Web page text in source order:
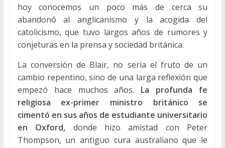
hoy conocemos un poco más de cerca su
abandonó al anglicanismo y la acogida del
catolicismo, que tuvo largos años de rumores y
conjeturas en la prensa y sociedad británica.
La conversión de Blair, no sería el fruto de un
cambio repentino, sino de una larga reflexión que
empezó hace muchos años. La profunda fe
religiosa ex-primer ministro británico se
cimentó en sus años de estudiante universitario
en Oxford, donde hizo amistad con Peter
Thompson, un antiguo cura australiano que le